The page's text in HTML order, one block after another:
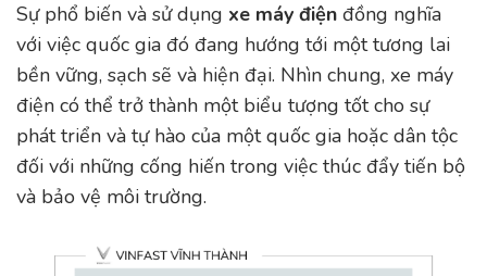
Sự phổ biến và sử dụng xe máy điện đồng nghĩa
với việc quốc gia đó đang hướng tới một tương lai
bền vững, sạch sẽ và hiện đại. Nhìn chung, xe máy
điện có thể trở thành một biểu tượng tốt cho sự
phát triển và tự hào của một quốc gia hoặc dân tộc
đối với những cống hiến trong việc thúc đẩy tiến bộ
và bảo vệ môi trường.